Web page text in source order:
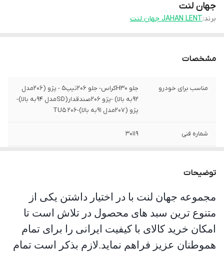
جهان لنت
برند:JAHAN LENT جهان لنت
مشخصات
مناسب برای خودرو
جلو H30کراس- جلو 206تیپ5 - پژو (206مدل
92به بالا) -پژو 206صندقدار(SDمدل 94به بالا)-
پژو (207مدل 91به بالا)-TU5 206
شماره فنی 30119
توضیحات
مجموعه جهان لنت با در اختیار داشتن یکی از
متنوع ترین سبد های محصول در تلاش است تا
امکان خرید کالای با کیفیت ایرانی را برای تمام
هموطنان عزیز فراهم نماید.لازم بذکر است تمام